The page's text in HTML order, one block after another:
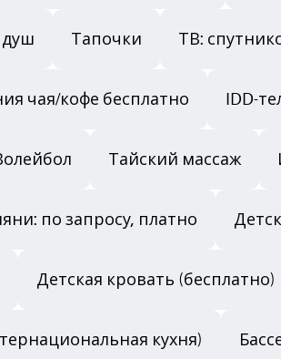
душ Тапочки ТВ:
чая/кофе бесплатно IDD-
Тайский массаж
по запросу, платно
Детская кровать (бесплатно)
кухня)